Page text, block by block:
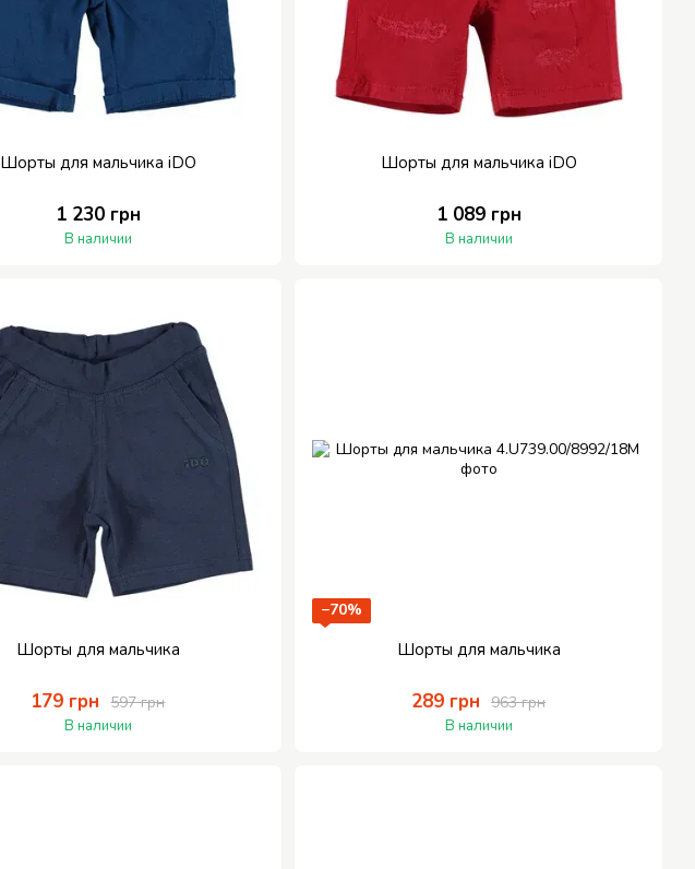
Шорты для мальчика iDO
1 230 грн
В наличии
Шорты для мальчика iDO
1 089 грн
В наличии
Шорты для мальчика
597 грн
179 грн
В наличии
−70%
Шорты для мальчика
963 грн
289 грн
В наличии